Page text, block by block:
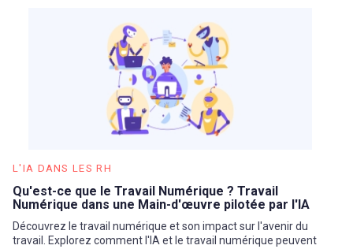
L'IA DANS LES RH
Qu'est-ce que le Travail Numérique ? Travail
Numérique dans une Main-d'œuvre pilotée par l'IA
Découvrez le travail numérique et son impact sur l'avenir du
travail. Explorez comment l'IA et le travail numérique peuvent